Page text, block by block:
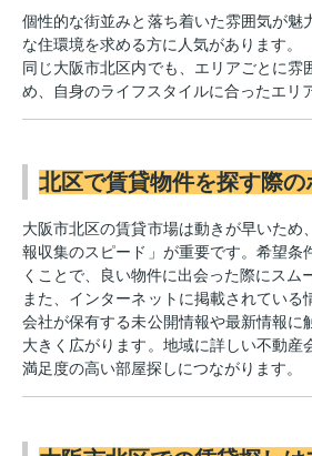
個性的な街並みと落ち着いた雰囲気が魅
な住環境を求める方に人気があります。
同じ大阪市北区内でも、エリアごとに雰
め、自身のライフスタイルに合ったエリ
北区で賃貸物件を探す際の
大阪市北区の賃貸市場は動きが早いため
報収集のスピード」が重要です。希望条
くことで、良い物件に出会った際にスム
また、インターネットに掲載されている
会社が保有する未公開情報や最新情報に
大きく広がります。地域に詳しい不動産
満足度の高い部屋探しにつながります。